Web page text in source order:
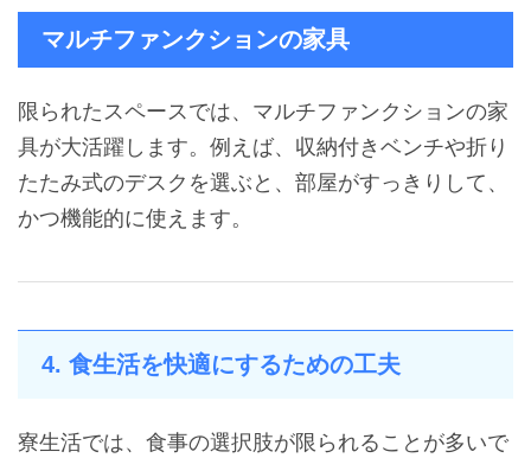
マルチファンクションの家具
限られたスペースでは、マルチファンクションの家
具が大活躍します。例えば、収納付きベンチや折り
たたみ式のデスクを選ぶと、部屋がすっきりして、
かつ機能的に使えます。
4. 食生活を快適にするための工夫
寮生活では、食事の選択肢が限られることが多いで